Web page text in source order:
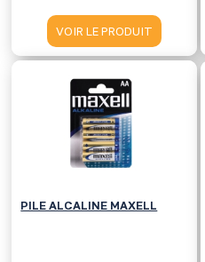
VOIR LE PRODUIT
PILE ALCALINE MAXELL